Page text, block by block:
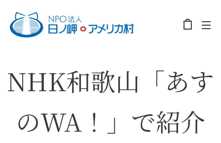
NHK和歌山「あす
のWA！」で紹介